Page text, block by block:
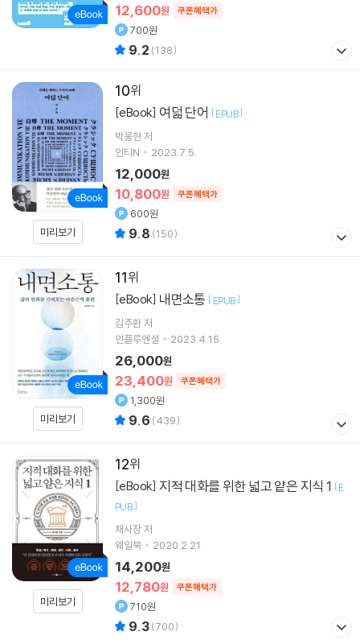
12,600원 쿠폰혜택가
700원
9.2 (138)
10
미리보기
[eBook] 여덟 단어 [EPUB]
박웅현 저
인티N
2023.7.5.
10,800원 쿠폰혜택가
12,000원
600원
9.8 (150)
11
미리보기
[eBook] 내면소통 [ EPUB]
김주환저
인플루엔셜
2023.4.15.
23,400원 쿠폰혜택가
26,000원
1,300원
9.6 (439)
12
미리보기
[eBook] 지적 대화를 위한 넓고 얕은 지식 1 [E
PUB]
채사장저
웨일북
2020.2.21.
12,780원 쿠폰혜택가
14,200원
710원
9.3(700)